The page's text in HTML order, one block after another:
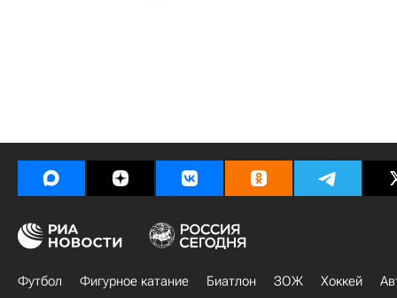
Футбол Фигурное катание Биатлон ЗОЖ Хоккей